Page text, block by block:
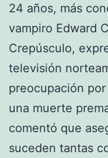
24 años, más
vampiro Edward
Crepúsculo,
televisión
preocupación
una muerte
comentó que
suceden tantas